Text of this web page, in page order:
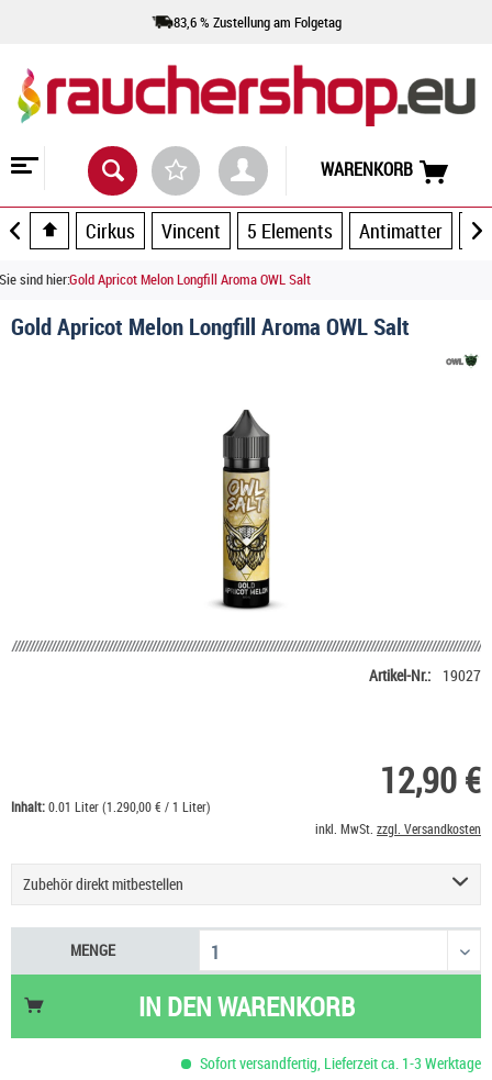
83,6 % Zustellung am Folgetag
WARENKORB
Cirkus Vincent 5 Elements Antimatter
Sie sind hier:Gold Apricot Melon Longfill Aroma OWL Salt
Gold Apricot Melon Longfill Aroma OWL Salt
Artikel-Nr.: 19027
12,90 €
Inhalt:0.01 Liter (1.290,00 € / 1 Liter)
inkl. MwSt. zzgl. Versandkosten
Zubehör direkt mitbestellen
Nikotin Shot 20 mg/ml UltraBio
6,50 €
Nikotinsalz Shot UltraBio 20 mg/ml
6,90 €
Basis Liquid VPG (70/30) SC - 100 ml
MENGE
IN DENWARENKORB
Sofort versandfertig, Lieferzeit ca. 1-3 Werktage